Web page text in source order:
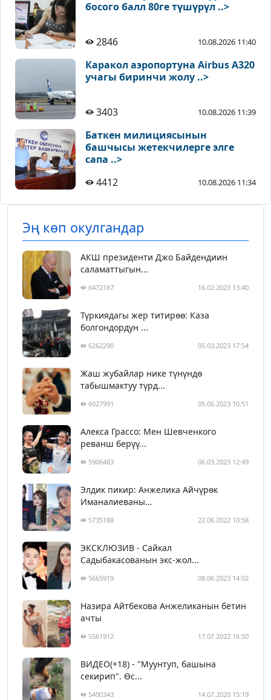
босого балл 80ге түшүрүл ..>
2846 10.08.2026 11:40
Каракол аэропортуна Airbus A320
учагы биринчи жолу ..>
3403 10.08.2026 11:39
Баткен милициясынын
башчысы жетекчилерге элге
сапа ..>
4412
10.08.2026 11:34
Эң көп окулгандар
АКШ президенти Джо Байдендиин
саламаттыгын...
6472187 16.02.2023 13:40
Түркиядагы жер титирөө: Каза
болгондордун ...
6262290 05.03.2023 17:54
Жаш жубайлар нике түнүндө
табышмактуу түрд...
6027991 05.06.2023 10:51
Алекса Грассо: Мен Шевченкого
реванш берүү...
5906483 06.03.2023 12:49
Элдик пикир: Анжелика Айчүрөк
Иманалиеваны...
5735188 22.06.2022 10:58
ЭКСКЛЮЗИВ - Сайкал
Садыбакасованын экс-жол...
5665919 08.06.2023 14:02
Назира Айтбекова Анжеликанын бетин
ачты
5561912 17.07.2022 16:50
ВИДЕО(+18) - "Муунтуп, башына
секирип". Өс...
5490343 14.07.2020 15:19